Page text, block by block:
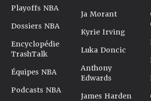
Playoffs NBA
Dossiers NBA
Encyclopédie
TrashTalk
Équipes NBA
Podcasts NBA
Ja Morant
Kyrie Irving
Luka Doncic
Anthony
Edwards
James Harden